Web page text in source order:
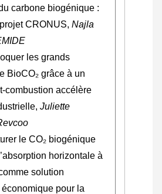
carbone biogénique :
CRONUS,Najla
les grands
BioCO₂ grâce à un
accélère
Juliette
le CO₂ biogénique
horizontale à
solution
pour la